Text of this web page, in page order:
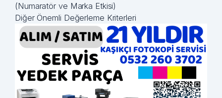
(Numaratör ve Marka Etkisi)
Diğer Önemli Değerleme Kriterleri